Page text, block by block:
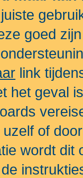
goed
link
het geval
of
wordt dit